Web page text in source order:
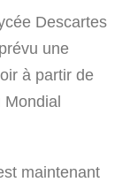
Descartes
une
à partir de
Mondial
maintenant